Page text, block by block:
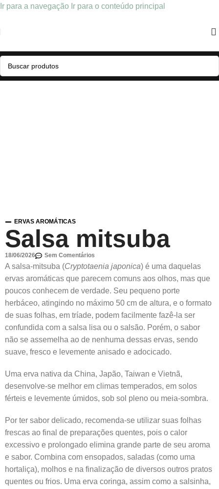
Ir para a navegação Ir para o conteúdo principal
ERVAS AROMÁTICAS
Salsa mitsuba
18/06/2026 Sem Comentários
A salsa-mitsuba (Cryptotaenia japonica) é uma daquelas
ervas aromáticas que parecem comuns aos olhos, mas que
poucos conhecem de verdade. Seu pequeno porte
herbáceo, atingindo no máximo 50 cm de altura, e o formato
de suas folhas, em tríade, podem facilmente fazê-la ser
confundida com a salsa lisa ou o salsão. Porém, o sabor
não se assemelha ao de nenhuma dessas ervas, sendo
suave, fresco e levemente anisado e adocicado.
Uma erva nativa da China, Japão, Taiwan e Vietnã,
desenvolve-se melhor em climas temperados, em solos
férteis e levemente úmidos, sob sol pleno ou meia-sombra.
Por ter sabor delicado, recomenda-se utilizar suas folhas
frescas ao final de preparações quentes, pois o calor
excessivo e prolongado elimina grande parte de seu aroma
e sabor. Combina com ensopados, saladas (como uma
hortaliça), molhos e na finalização de diversos outros pratos
quentes ou frios. Uma erva coringa, assim como a salsinha,